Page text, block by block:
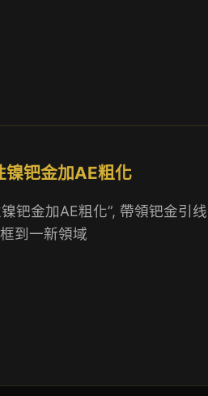
镍钯金加AE粗化
钯金加AE粗化”, 帶領钯金引线
框到一新領域